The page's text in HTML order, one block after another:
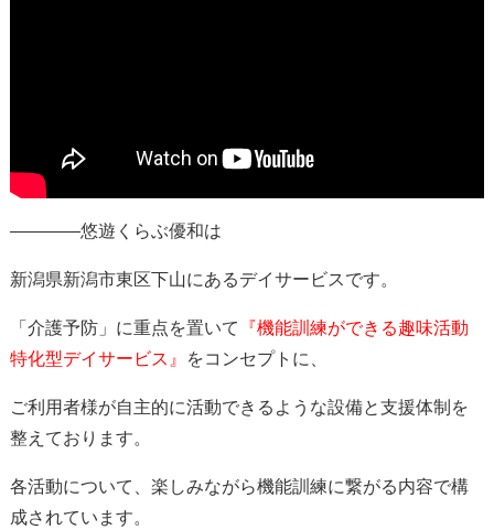
————悠遊くらぶ優和は
新潟県新潟市東区下山にあるデイサービスです。
「介護予防」に重点を置いて
『機能訓練ができる趣味活動
特化型デイサービス』
をコンセプトに、
ご利用者様が自主的に活動できるような設備と支援体制を
整えております。
各活動について、楽しみながら機能訓練に繋がる内容で構
成されています。